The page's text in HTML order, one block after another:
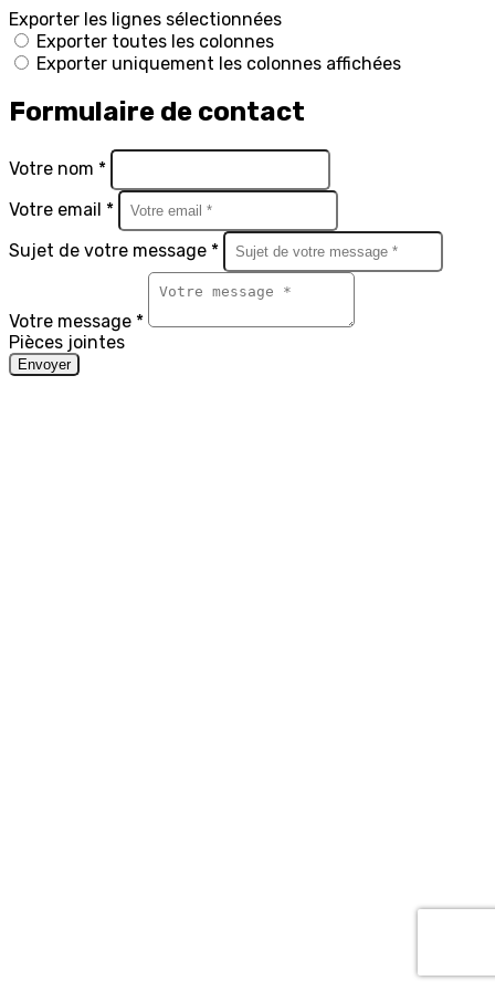
Exporter les lignes sélectionnées
Exporter toutes les colonnes
Exporter uniquement les colonnes affichées
Formulaire de contact
Votre nom *
Votre email *
Sujet de votre message *
Votre message *
Pièces jointes
Envoyer